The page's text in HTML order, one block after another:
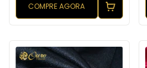
COMPRE AGORA